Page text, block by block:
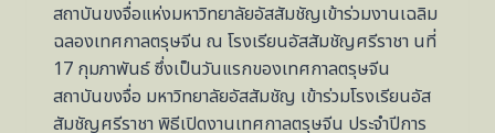
สถาบันขงจื่อแห่งมหาวิทยาลัยอัสสัมชัญเข้าร่วมงานเฉลิม
ฉลองเทศกาลตรุษจีน ณ โรงเรียนอัสสัมชัญศรีราชา นที่
17 กุมภาพันธ์ ซึ่งเป็นวันแรกของเทศกาลตรุษจีน
สถาบันขงจื่อ มหาวิทยาลัยอัสสัมชัญ เข้าร่วมโรงเรียนอัส
สัมชัญศรีราชา พิธีเปิดงานเทศกาลตรุษจีน ประจำปีการ